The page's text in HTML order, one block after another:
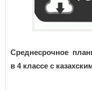
Среднесрочное
в 4 классе с